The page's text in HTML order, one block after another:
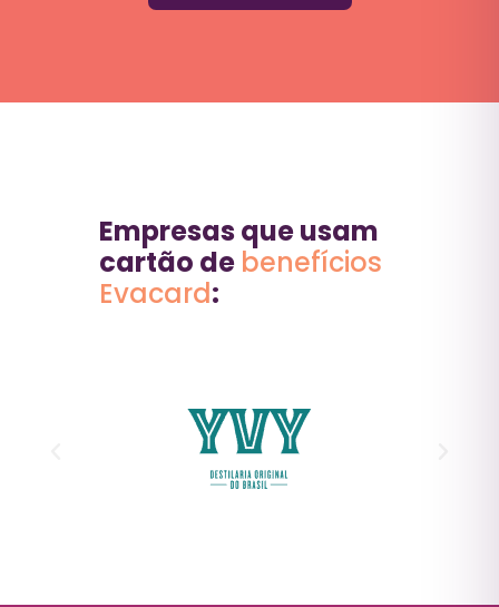
Empresas que usam
cartão de benefícios
Evacard: